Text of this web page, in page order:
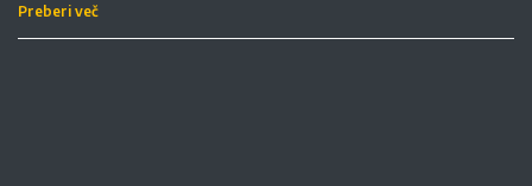
Preberi več